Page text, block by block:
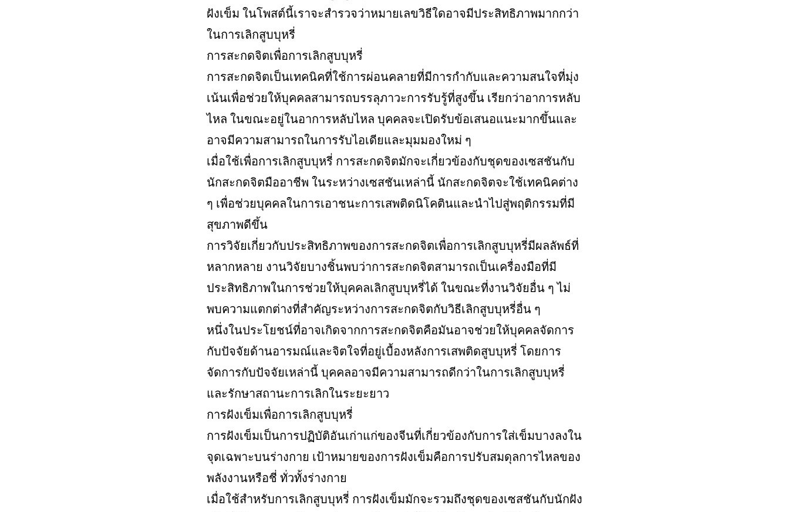
ฝังเข็ม ในโพสต์นี้เราจะสำรวจว่าหมายเลขวิธีใดอาจมีประสิทธิภาพมากกว่า
ในการเลิกสูบบุหรี่
การสะกดจิตเพื่อการเลิกสูบบุหรี่
การสะกดจิตเป็นเทคนิคที่ใช้การผ่อนคลายที่มีการกำกับและความสนใจที่มุ่ง
เน้นเพื่อช่วยให้บุคคลสามารถบรรลุภาวะการรับรู้ที่สูงขึ้น เรียกว่าอาการหลับ
ไหล ในขณะอยู่ในอาการหลับไหล บุคคลจะเปิดรับข้อเสนอแนะมากขึ้นและ
อาจมีความสามารถในการรับไอเดียและมุมมองใหม่ ๆ
เมื่อใช้เพื่อการเลิกสูบบุหรี่ การสะกดจิตมักจะเกี่ยวข้องกับชุดของเซสชันกับ
นักสะกดจิตมืออาชีพ ในระหว่างเซสชันเหล่านี้ นักสะกดจิตจะใช้เทคนิคต่าง
ๆ เพื่อช่วยบุคคลในการเอาชนะการเสพติดนิโคตินและนำไปสู่พฤติกรรมที่มี
สุขภาพดีขึ้น
การวิจัยเกี่ยวกับประสิทธิภาพของการสะกดจิตเพื่อการเลิกสูบบุหรี่มีผลลัพธ์ที่
หลากหลาย งานวิจัยบางชิ้นพบว่าการสะกดจิตสามารถเป็นเครื่องมือที่มี
ประสิทธิภาพในการช่วยให้บุคคลเลิกสูบบุหรี่ได้ ในขณะที่งานวิจัยอื่น ๆ ไม่
พบความแตกต่างที่สำคัญระหว่างการสะกดจิตกับวิธีเลิกสูบบุหรี่อื่น ๆ
หนึ่งในประโยชน์ที่อาจเกิดจากการสะกดจิตคือมันอาจช่วยให้บุคคลจัดการ
กับปัจจัยด้านอารมณ์และจิตใจที่อยู่เบื้องหลังการเสพติดสูบบุหรี่ โดยการ
จัดการกับปัจจัยเหล่านี้ บุคคลอาจมีความสามารถดีกว่าในการเลิกสูบบุหรี่
และรักษาสถานะการเลิกในระยะยาว
การฝังเข็มเพื่อการเลิกสูบบุหรี่
การฝังเข็มเป็นการปฏิบัติอันเก่าแก่ของจีนที่เกี่ยวข้องกับการใส่เข็มบางลงใน
จุดเฉพาะบนร่างกาย เป้าหมายของการฝังเข็มคือการปรับสมดุลการไหลของ
พลังงานหรือชี่ ทั่วทั้งร่างกาย
เมื่อใช้สำหรับการเลิกสูบบุหรี่ การฝังเข็มมักจะรวมถึงชุดของเซสชันกับนักฝัง